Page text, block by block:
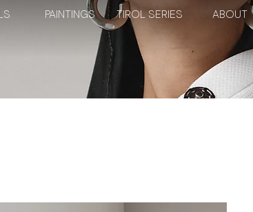
PAINTINGS TIROL SERIES ABOUT